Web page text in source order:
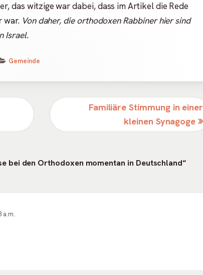
das witzige war dabei, dass im Artikel die Rede
war. Von daher, die orthodoxen Rabbiner hier sind
Israel.
Kategorien
Gemeinde
Nächster
Familiäre Stimmung in einer
kleinen Synagoge
bei den Orthodoxen momentan in Deutschland“
a.m.